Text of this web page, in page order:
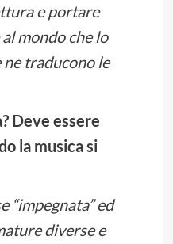
e portare
mondo che lo
ne traducono le
Deve essere
la musica si
“impegnata” ed
diverse e